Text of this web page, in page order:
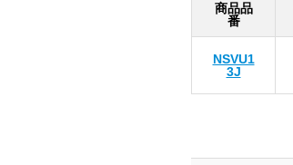
商品品
番
NSVU1
3J